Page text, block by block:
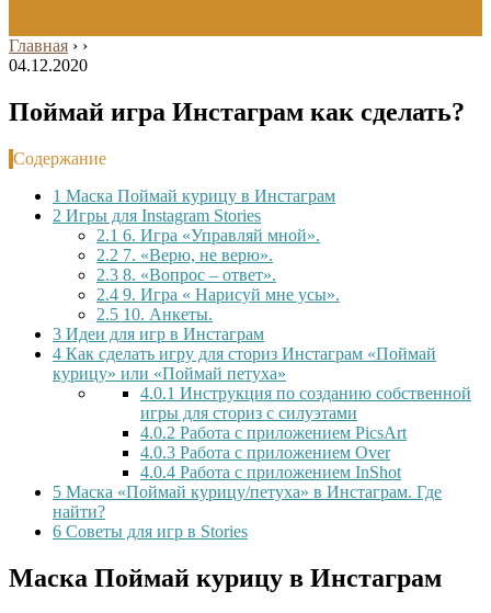
Главная › ›
04.12.2020
Поймай игра Инстаграм как сделать?
Содержание
1 Маска Поймай курицу в Инстаграм
2 Игры для Instagram Stories
2.1 6. Игра «Управляй мной».
2.2 7. «Верю, не верю».
2.3 8. «Вопрос – ответ».
2.4 9. Игра « Нарисуй мне усы».
2.5 10. Анкеты.
3 Идеи для игр в Инстаграм
4 Как сделать игру для сториз Инстаграм «Поймай
курицу» или «Поймай петуха»
4.0.1 Инструкция по созданию собственной
игры для сториз с силуэтами
4.0.2 Работа с приложением PicsArt
4.0.3 Работа с приложением Over
4.0.4 Работа с приложением InShot
5 Маска «Поймай курицу/петуха» в Инстаграм. Где
найти?
6 Советы для игр в Stories
Маска Поймай курицу в Инстаграм